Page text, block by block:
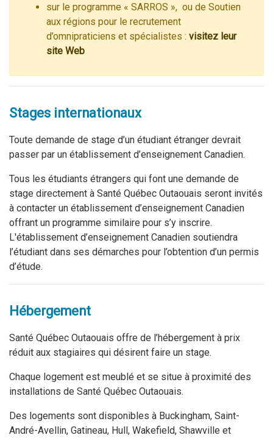
sur le programme « SARROS », ou de Soutien
aux régions pour le recrutement
d’omnipraticiens et spécialistes : visitez leur
site Web
Stages internationaux
Toute demande de stage d’un étudiant étranger devrait
passer par un établissement d’enseignement Canadien.
Tous les étudiants étrangers qui font une demande de
stage directement à Santé Québec Outaouais seront invités
à contacter un établissement d’enseignement Canadien
offrant un programme similaire pour s’y inscrire.
L'établissement d’enseignement Canadien soutiendra
l’étudiant dans ses démarches pour l’obtention d’un permis
d’étude.
Hébergement
Santé Québec Outaouais offre de l’hébergement à prix
réduit aux stagiaires qui désirent faire un stage.
Chaque logement est meublé et se situe à proximité des
installations de Santé Québec Outaouais.
Des logements sont disponibles à Buckingham, Saint-
André-Avellin, Gatineau, Hull, Wakefield, Shawville et